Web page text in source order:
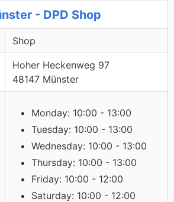
- DPD Shop
Shop
Hoher Heckenweg 97
48147 Münster
Monday: 10:00 - 13:00
Tuesday: 10:00 - 13:00
Wednesday: 10:00 - 13:00
Thursday: 10:00 - 13:00
Friday: 10:00 - 12:00
Saturday: 10:00 - 12:00